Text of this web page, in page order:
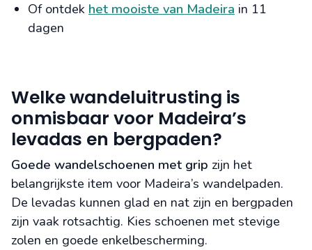
Of ontdek het mooiste van Madeira in 11
dagen
Welke wandeluitrusting is
onmisbaar voor Madeira’s
levadas en bergpaden?
Goede wandelschoenen met grip zijn het
belangrijkste item voor Madeira’s wandelpaden.
De levadas kunnen glad en nat zijn en bergpaden
zijn vaak rotsachtig. Kies schoenen met stevige
zolen en goede enkelbescherming.